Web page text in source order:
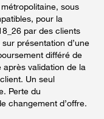
sous
pour la
par des clients
présentation d’une
différé de
validation de la
Un seul
Perte du
changement d’offre.